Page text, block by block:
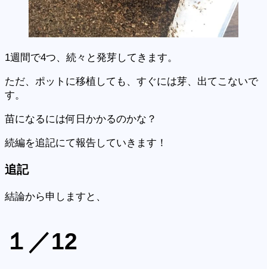
1週間で4つ、続々と発芽してきます。
ただ、ポットに移植しても、すぐには芽、出てこないで
す。
苗になるには何日かかるのかな？
続編を追記にて報告していきます！
追記
結論から申しますと、
１／12